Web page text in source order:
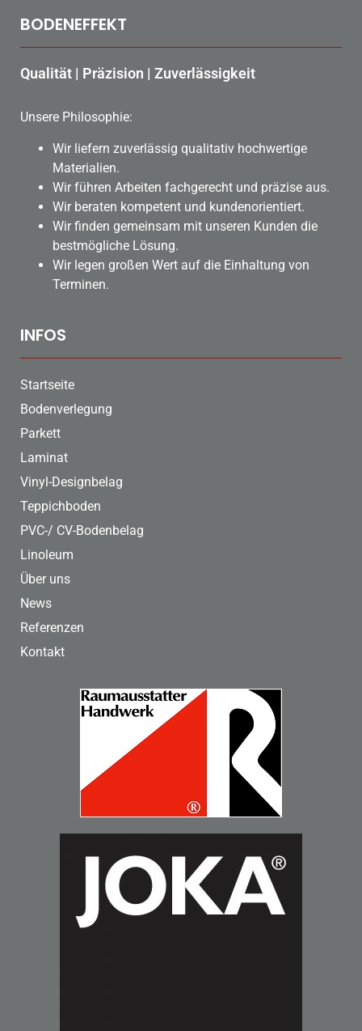
BODENEFFEKT
Qualität | Präzision | Zuverlässigkeit
Unsere Philosophie:
Wir liefern zuverlässig qualitativ hochwertige
Materialien.
Wir führen Arbeiten fachgerecht und präzise aus.
Wir beraten kompetent und kundenorientiert.
Wir finden gemeinsam mit unseren Kunden die
bestmögliche Lösung.
Wir legen großen Wert auf die Einhaltung von
Terminen.
INFOS
Startseite
Bodenverlegung
Parkett
Laminat
Vinyl-Designbelag
Teppichboden
PVC-/ CV-Bodenbelag
Linoleum
Über uns
News
Referenzen
Kontakt